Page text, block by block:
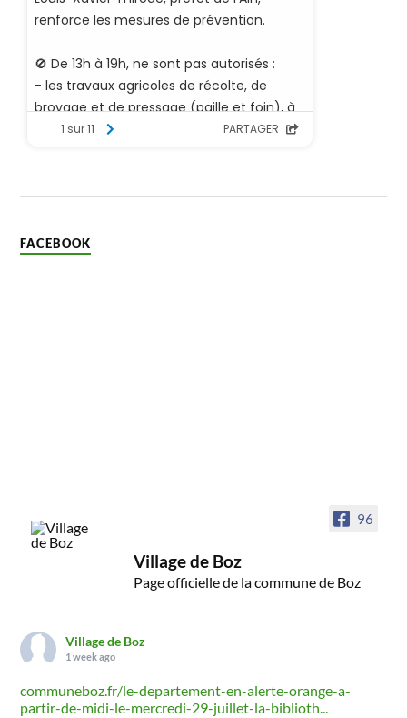
FACEBOOK
96
Village de Boz
Page officielle de la commune de Boz
Village de Boz
1 week ago
communeboz.fr/le-departement-en-alerte-orange-a-
partir-de-midi-le-mercredi-29-juillet-la-biblioth...